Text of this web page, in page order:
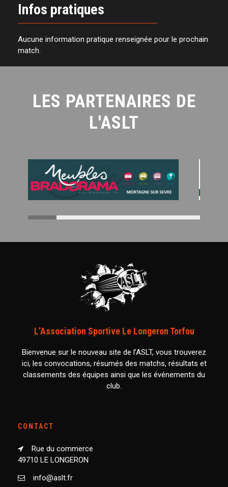
Infos pratiques
Aucune information pratique renseignée pour le prochain
match.
LES PARTENAIRES DE
L'ASLT
L’Association Sportive Le Longeron Torfou
Bienvenue sur le nouveau site de l’ASLT, vous trouverez
ici, les convocations, résumés des matchs, résultats et
classements des équipes ainsi que les événements du
club.
CONTACT
Rue du commerce
49710 LE LONGERON
info@aslt.fr